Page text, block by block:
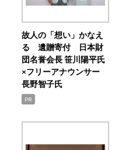
故人の「想い」かなえ
る 遺贈寄付 日本財
団名誉会長 笹川陽平氏
×フリーアナウンサー
長野智子氏
PR